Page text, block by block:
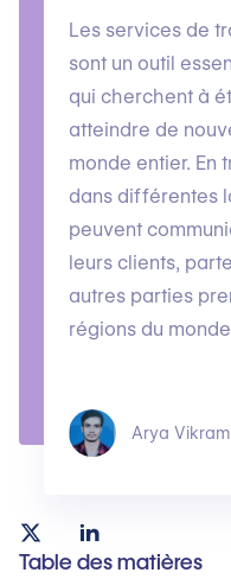
Les services de
sont un outil
qui cherchent à
atteindre de
monde entier. En
dans différentes
peuvent
leurs clients,
autres parties
régions du
Arya Vikram
Table des matières